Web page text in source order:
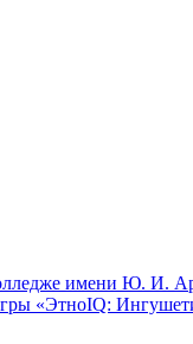
имени Ю. И.
«ЭтноIQ: